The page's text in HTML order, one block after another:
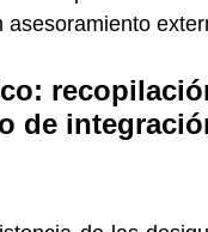
asesoramiento
de